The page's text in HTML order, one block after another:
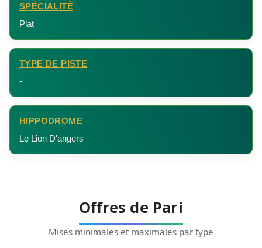
SPÉCIALITÉ
Plat
TYPE DE PISTE
-
HIPPODROME
Le Lion D'angers
Offres de Pari
Mises minimales et maximales par type